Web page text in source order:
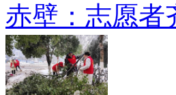
赤壁：志愿者